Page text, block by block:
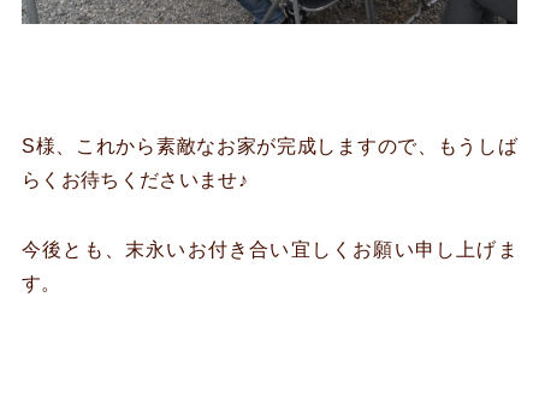
S様、これから素敵なお家が完成しますので、もうしば
らくお待ちくださいませ♪
今後とも、末永いお付き合い宜しくお願い申し上げま
す。